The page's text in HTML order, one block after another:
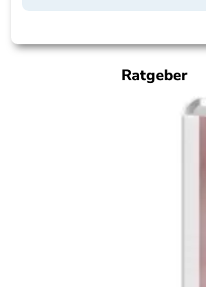
Ratgeber